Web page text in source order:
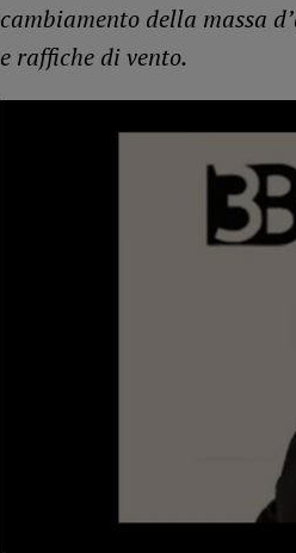
cambiamento della massa
e raffiche di vento.